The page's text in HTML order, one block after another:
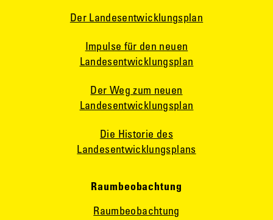
Der Landesentwicklungsplan
Impulse für den neuen
Landesentwicklungsplan
Der Weg zum neuen
Landesentwicklungsplan
Die Historie des
Landesentwicklungsplans
Raumbeobachtung
Raumbeobachtung